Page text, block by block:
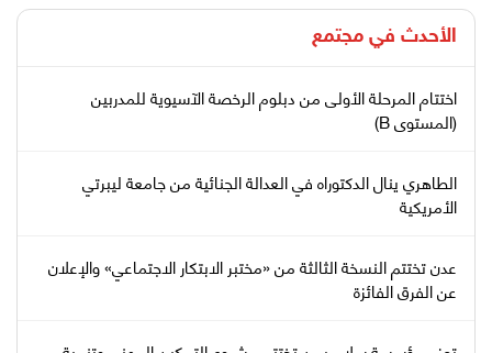
الأحدث في مجتمع
اختتام المرحلة الأولى من دبلوم الرخصة الآسيوية للمدربين
(المستوى B)
الطاهري ينال الدكتوراه في العدالة الجنائية من جامعة ليبرتي
الأمريكية
عدن تختتم النسخة الثالثة من «مختبر الابتكار الاجتماعي» والإعلان
عن الفرق الفائزة